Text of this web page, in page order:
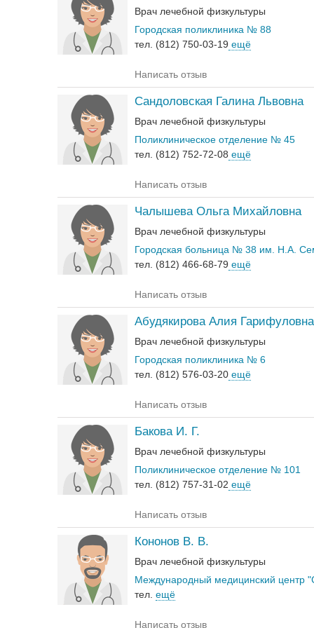
Врач лечебной физкультуры
Городская поликлиника № 88
тел. (812) 750-03-19 ещё
Написать отзыв
Сандоловская Галина Львовна
Врач лечебной физкультуры
Поликлиническое отделение № 45
тел. (812) 752-72-08 ещё
Написать отзыв
Чалышева Ольга Михайловна
Врач лечебной физкультуры
Городская больница № 38 им. Н.А.
тел. (812) 466-68-79 ещё
Написать отзыв
Абудякирова Алия Гарифуловна
Врач лечебной физкультуры
Городская поликлиника № 6
тел. (812) 576-03-20 ещё
Написать отзыв
Бакова И. Г.
Врач лечебной физкультуры
Поликлиническое отделение № 101
тел. (812) 757-31-02 ещё
Написать отзыв
Кононов В. В.
Врач лечебной физкультуры
Международный медицинский центр
тел. ещё
Написать отзыв